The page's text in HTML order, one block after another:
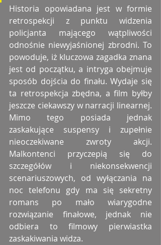
Historia opowiadana jest w formie
retrospekcji z punktu widzenia
policjanta mającego wątpliwości
odnośnie niewyjaśnionej zbrodni. To
powoduje, iż kluczowa zagadka znana
jest od początku, a intryga obejmuje
sposób dojścia do finału. Wydaje się
ta retrospekcja zbędna, a film byłby
jeszcze ciekawszy w narracji linearnej.
Mimo tego posiada jednak
zaskakujące suspensy i zupełnie
nieoczekiwane zwroty akcji.
Malkontenci przyczepią się do
szczegółów i niekonsekwencji
scenariuszowych, od wyłączania na
noc telefonu gdy ma się sekretny
romans po mało wiarygodne
rozwiązanie finałowe, jednak nie
odbiera to filmowy pierwiastka
zaskakiwania widza.